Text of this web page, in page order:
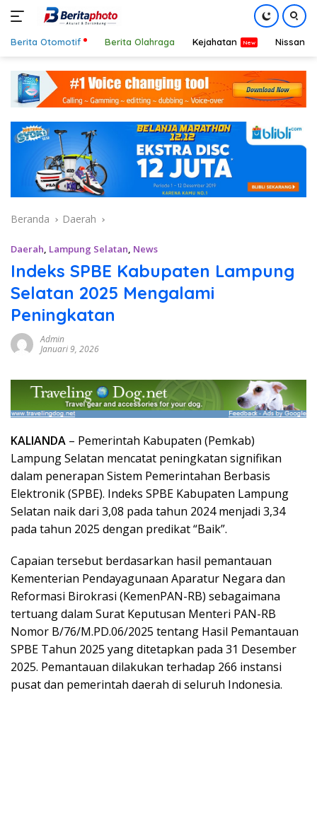
konten
Berita Otomotif Berita Olahraga Kejahatan Nissan
Beranda Daerah
Daerah, Lampung Selatan, News
Indeks SPBE Kabupaten Lampung
Selatan 2025 Mengalami
Peningkatan
Admin
Januari 9, 2026
KALIANDA – Pemerintah Kabupaten (Pemkab)
Lampung Selatan mencatat peningkatan signifikan
dalam penerapan Sistem Pemerintahan Berbasis
Elektronik (SPBE). Indeks SPBE Kabupaten Lampung
Selatan naik dari 3,08 pada tahun 2024 menjadi 3,34
pada tahun 2025 dengan predikat “Baik”.
Capaian tersebut berdasarkan hasil pemantauan
Kementerian Pendayagunaan Aparatur Negara dan
Reformasi Birokrasi (KemenPAN-RB) sebagaimana
tertuang dalam Surat Keputusan Menteri PAN-RB
Nomor B/76/M.PD.06/2025 tentang Hasil Pemantauan
SPBE Tahun 2025 yang ditetapkan pada 31 Desember
2025. Pemantauan dilakukan terhadap 266 instansi
pusat dan pemerintah daerah di seluruh Indonesia.